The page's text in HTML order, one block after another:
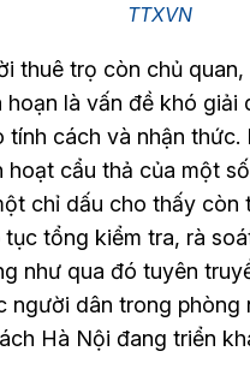
TTXVN
thuê trọ còn chủ quan,
hoạn là vấn đề khó giải
tính cách và nhận thức.
hoạt cẩu thả của một
chỉ dấu cho thấy còn
tục tổng kiểm tra, rà
như qua đó tuyên
người dân trong phòng
Hà Nội đang triển